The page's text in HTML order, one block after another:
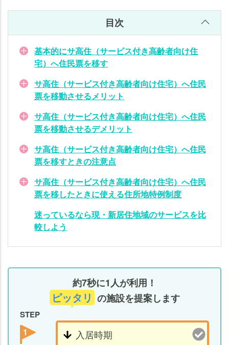
アシステム、質問力、伝える力、文章と記録術、施設マネジメ
ント、人材採用と育成ほか メルマガ「元気いっぱい」（読者：
目次
基本的にサ高住（サービス付き高齢者向け住
宅）へ住民票を移す
サ高住（サービス付き高齢者向け住宅）へ住民
票を移動させるメリット
サ高住（サービス付き高齢者向け住宅）へ住民
票を移動させるデメリット
サ高住（サービス付き高齢者向け住宅）へ住民
票を移すときの注意点
サ高住（サービス付き高齢者向け住宅）へ住民
票を移したときに使える住所地特例制度
迷っているなら現・新居住地域のサービスを比
較しよう
約7秒に1人が利用！
ピッタリ の施設を提案します
STEP
1
住
宅）
へ住
民票
を移
した
とき
える
住所
地特
例制
度
迷っ
てい
るな
現・
サー
ビス